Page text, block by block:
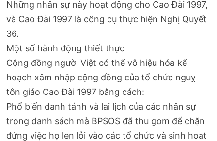
Những nhân sự này hoạt động cho Cao Đài 1997,
và Cao Đài 1997 là công cụ thực hiện Nghị Quyết
36.
Một số hành động thiết thực
Cộng đồng người Việt có thể vô hiệu hóa kế
hoạch xâm nhập cộng đồng của tổ chức nguỵ
tôn giáo Cao Đài 1997 bằng cách:
Phổ biến danh tánh và lai lịch của các nhân sự
trong danh sách mà BPSOS đã thu gom để chặn
đứng việc họ len lỏi vào các tổ chức và sinh hoạt